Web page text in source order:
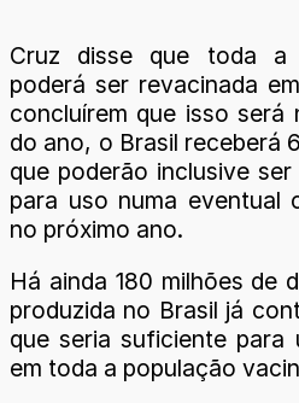
Cruz disse que toda a
poderá ser revacinada
concluírem que isso será
do ano, o Brasil receberá
que poderão inclusive
para uso numa eventual
no próximo ano.
Há ainda 180 milhões de
produzida no Brasil já
que seria suficiente
em toda a população